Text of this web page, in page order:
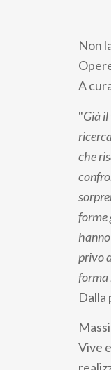
Non
A
"Già
che
forme
privo
forma
Dalla
Vive